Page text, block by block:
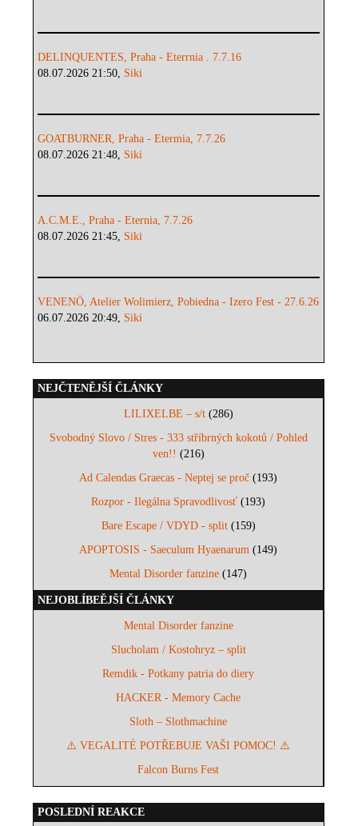
DELINQUENTES, Praha - Eterrnia . 7.7.16
08.07.2026 21:50, Siki
GOATBURNER, Praha - Etermia, 7.7.26
08.07.2026 21:48, Siki
A.C.M.E., Praha - Eternia, 7.7.26
08.07.2026 21:45, Siki
VENENÖ, Atelier Wolimierz, Pobiedna - Izero Fest - 27.6.26
06.07.2026 20:49, Siki
NEJČTENĚJŠÍ ČLÁNKY
LILIXELBE – s/t(286)
Svobodný Slovo / Stres - 333 stříbrných kokotů / Pohled
ven!! (216)
Ad Calendas Graecas - Neptej se proč (193)
Rozpor - Ilegálna Spravodlivosť (193)
Bare Escape / VDYD - split(159)
APOPTOSIS - Saeculum Hyaenarum (149)
Mental Disorder fanzine (147)
NEJOBLÍBEĚJŠÍ ČLÁNKY
Mental Disorder fanzine
Slucholam / Kostohryz – split
Remdik - Potkany patria do diery
HACKER - Memory Cache
Sloth – Slothmachine
⚠️ VEGALITÉ POTŘEBUJE VAŠI POMOC! ⚠️
Falcon Burns Fest
POSLEDNÍ REAKCE